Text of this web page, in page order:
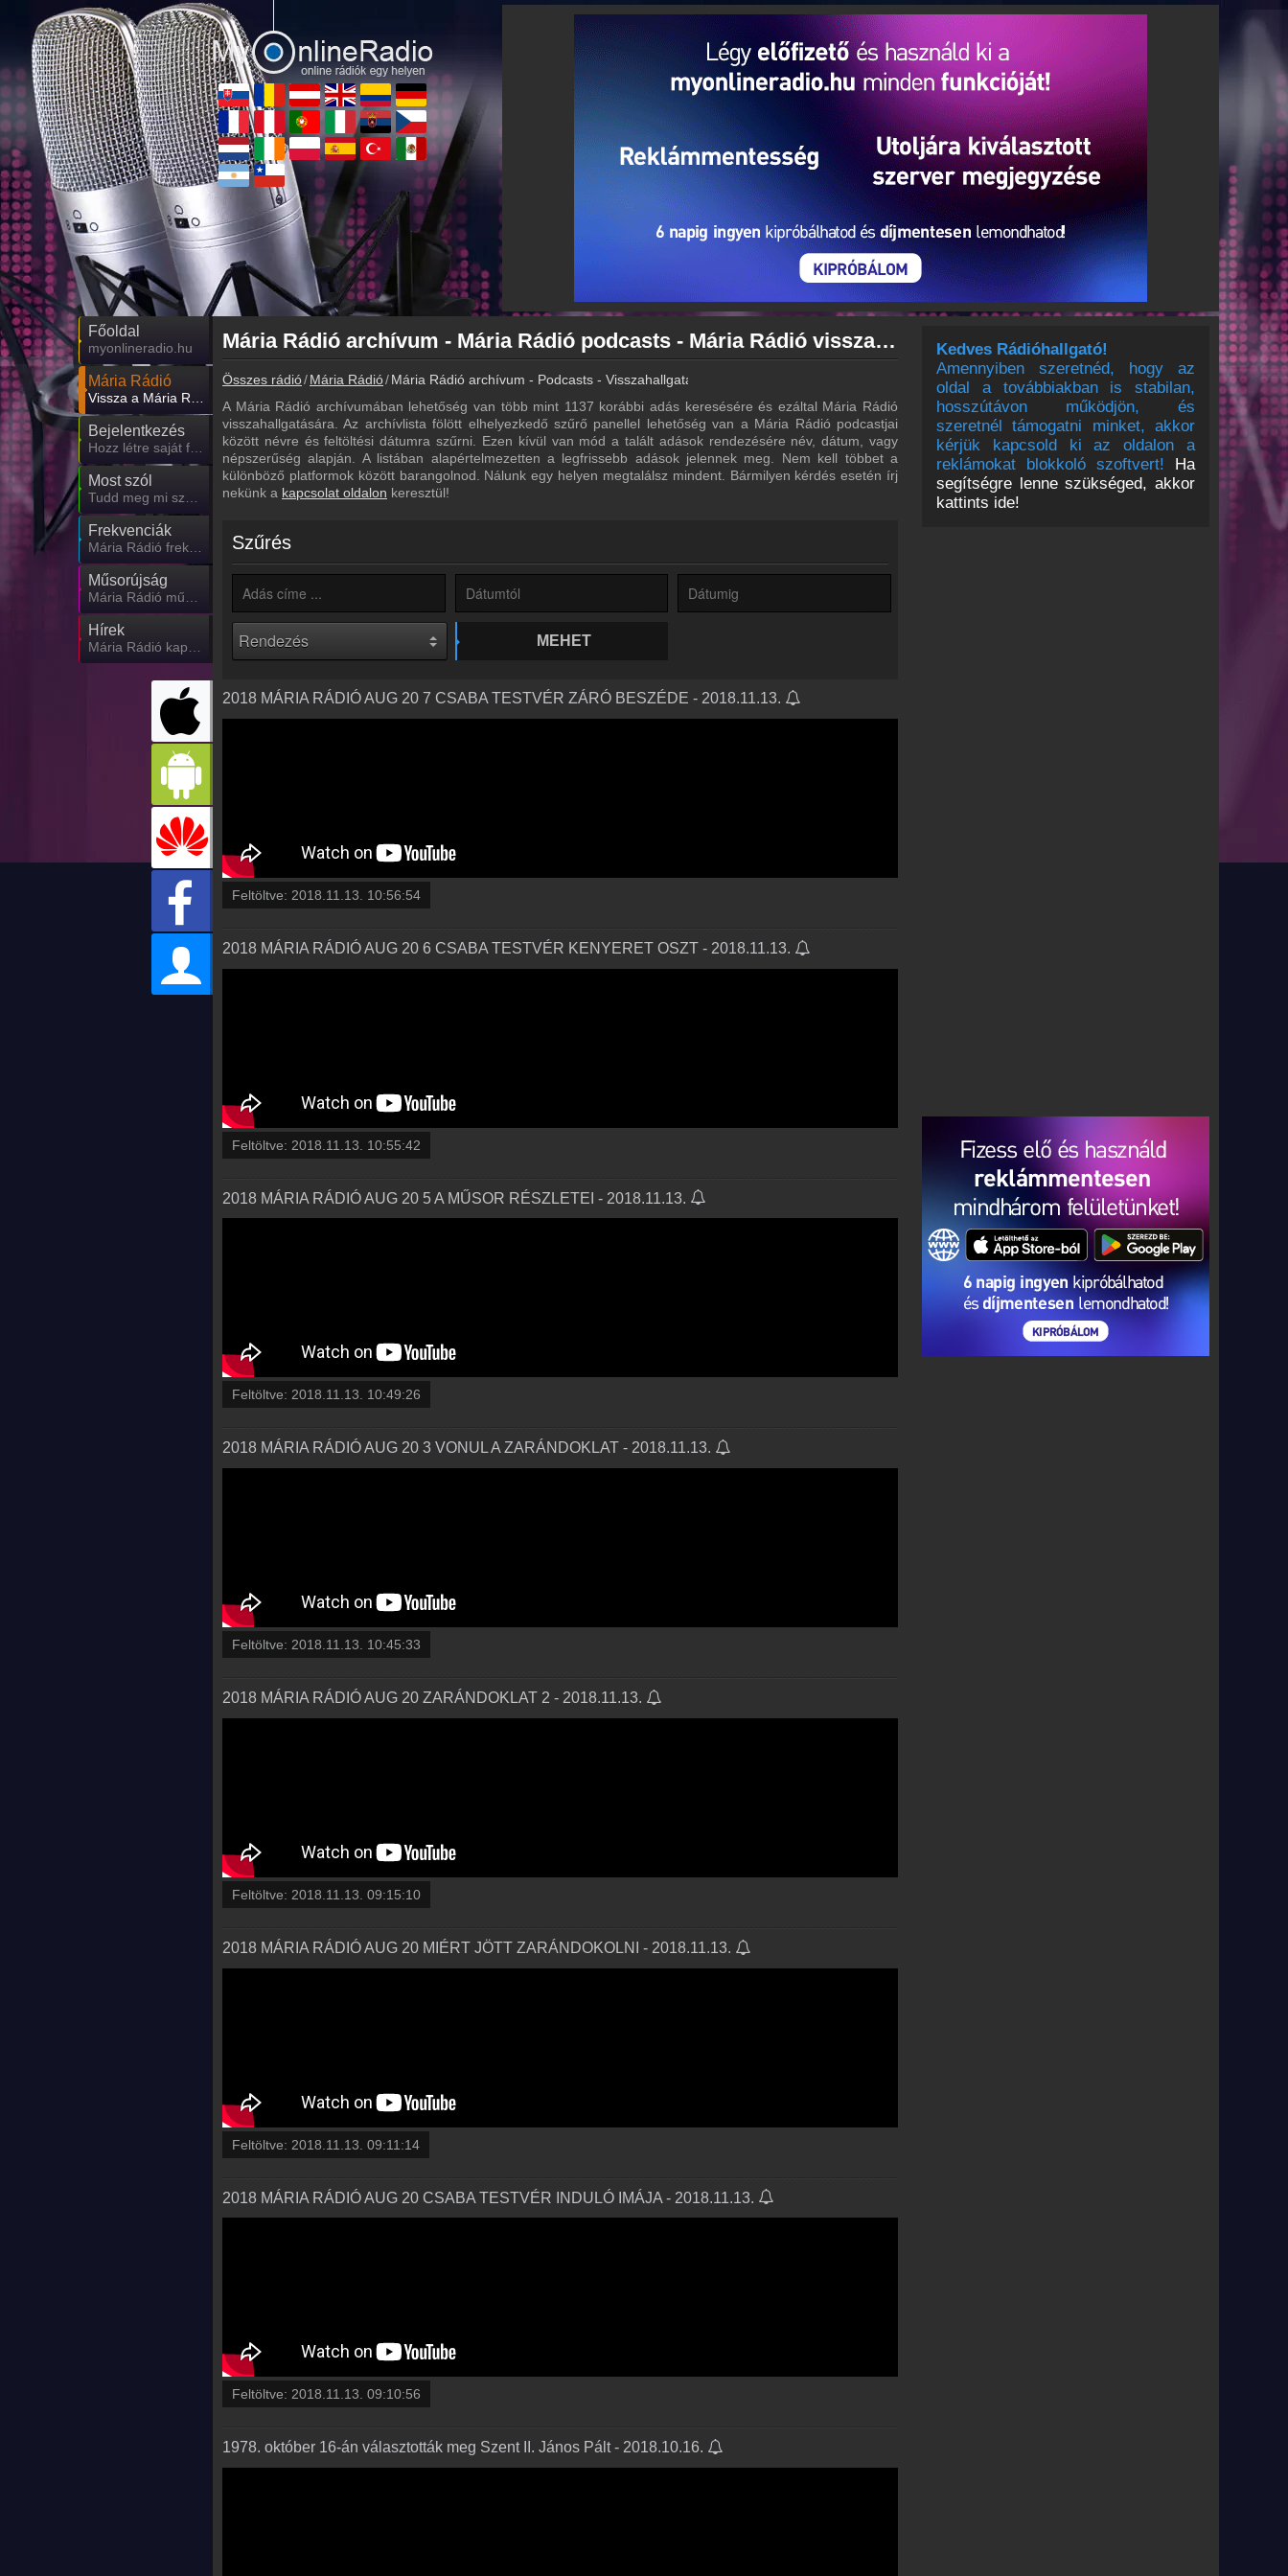
Főoldal
myonlineradio.hu
Mária Rádió
Bejelentkezés
Most szól
Frekvenciák
Műsorújság
Hírek
Kedves Rádióhallgató!
Amennyiben szeretnéd, hogy az
oldal a továbbiakban is stabilan,
hosszútávon működjön, és
szeretnél támogatni minket, akkor
kérjük kapcsold ki az oldalon a
reklámokat blokkoló szoftvert! Ha
segítségre lenne szükséged, akkor
kattints ide!
Mária Rádió archívum - Mária Rádió podcasts - Mária Rádió visszahallgatás
Összes rádió Mária Rádió Mária Rádió archívum - Podcasts - Visszahallgatás
A Mária Rádió archívumában lehetőség van több mint 1137 korábbi adás keresésére és ezáltal Mária Rádió
visszahallgatására. Az archívlista fölött elhelyezkedő szűrő panellel lehetőség van a Mária Rádió podcastjai
között névre és feltöltési dátumra szűrni. Ezen kívül van mód a talált adások rendezésére név, dátum, vagy
népszerűség alapján. A listában alapértelmezetten a legfrissebb adások jelennek meg. Nem kell többet a
különböző platformok között barangolnod. Nálunk egy helyen megtalálsz mindent. Bármilyen kérdés esetén írj
nekünk a kapcsolat oldalon keresztül!
Szűrés
MEHET
2018 MÁRIA RÁDIÓ AUG 20 7 CSABA TESTVÉR ZÁRÓ BESZÉDE - 2018.11.13.
Feltöltve: 2018.11.13. 10:56:54
2018 MÁRIA RÁDIÓ AUG 20 6 CSABA TESTVÉR KENYERET OSZT - 2018.11.13.
Feltöltve: 2018.11.13. 10:55:42
2018 MÁRIA RÁDIÓ AUG 20 5 A MŰSOR RÉSZLETEI - 2018.11.13.
Feltöltve: 2018.11.13. 10:49:26
2018 MÁRIA RÁDIÓ AUG 20 3 VONUL A ZARÁNDOKLAT - 2018.11.13.
Feltöltve: 2018.11.13. 10:45:33
2018 MÁRIA RÁDIÓ AUG 20 ZARÁNDOKLAT 2 - 2018.11.13.
Feltöltve: 2018.11.13. 09:15:10
2018 MÁRIA RÁDIÓ AUG 20 MIÉRT JÖTT ZARÁNDOKOLNI - 2018.11.13.
Feltöltve: 2018.11.13. 09:11:14
2018 MÁRIA RÁDIÓ AUG 20 CSABA TESTVÉR INDULÓ IMÁJA - 2018.11.13.
Feltöltve: 2018.11.13. 09:10:56
1978. október 16-án választották meg Szent II. János Pált - 2018.10.16.